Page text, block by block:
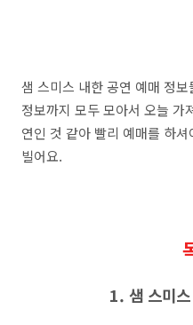
샘 스미스 내한 공연 예매 정
정보까지 모두 모아서 오늘 가
연인 것 같아 빨리 예매를 하
빌어요.
1. 샘 스미